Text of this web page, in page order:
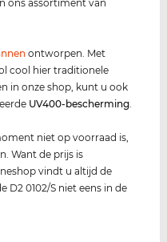
ons assortiment van
ontworpen. Met
cool hier traditionele
in onze shop, kunt u ook
UV400-bescherming
niet op voorraad is,
Want de prijs is
vindt u altijd de
D2 0102/S niet eens in de